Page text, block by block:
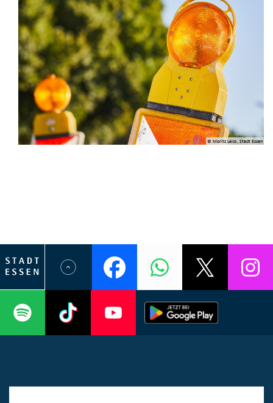
© Moritz Leick, Stadt Essen